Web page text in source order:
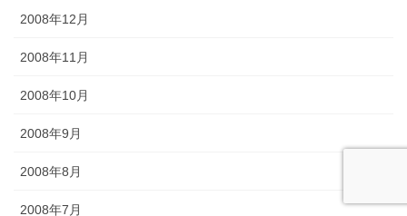
2008年12月
2008年11月
2008年10月
2008年9月
2008年8月
2008年7月